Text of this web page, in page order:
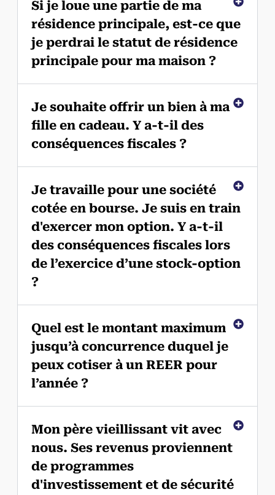
Si je loue une partie de ma
résidence principale, est-ce que
je perdrai le statut de résidence
principale pour ma maison ?
Je souhaite offrir un bien à ma
fille en cadeau. Y a-t-il des
conséquences fiscales ?
Je travaille pour une société
cotée en bourse. Je suis en train
d'exercer mon option. Y a-t-il
des conséquences fiscales lors
de l’exercice d’une stock-option
?
Quel est le montant maximum
jusqu’à concurrence duquel je
peux cotiser à un REER pour
l’année ?
Mon père vieillissant vit avec
nous. Ses revenus proviennent
de programmes
d'investissement et de sécurité